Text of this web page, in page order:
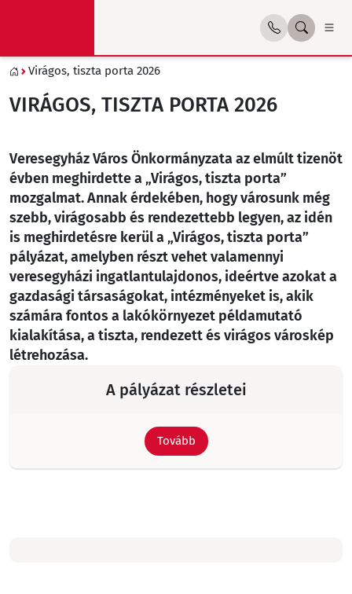
Virágos, tiszta porta 2026
VIRÁGOS, TISZTA PORTA 2026
Veresegyház Város Önkormányzata az elmúlt tizenöt
évben meghirdette a „Virágos, tiszta porta”
mozgalmat. Annak érdekében, hogy városunk még
szebb, virágosabb és rendezettebb legyen, az idén
is meghirdetésre kerül a „Virágos, tiszta porta”
pályázat, amelyben részt vehet valamennyi
veresegyházi ingatlantulajdonos, ideértve azokat a
gazdasági társaságokat, intézményeket is, akik
számára fontos a lakókörnyezet példamutató
kialakítása, a tiszta, rendezett és virágos városkép
létrehozása.
A pályázat részletei
Tovább